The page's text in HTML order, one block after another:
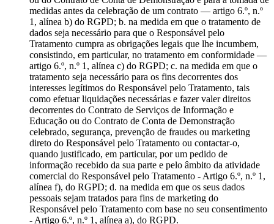
medidas antes da celebração de um contrato — artigo 6.º, n.º
1, alínea b) do RGPD; b. na medida em que o tratamento de
dados seja necessário para que o Responsável pelo
Tratamento cumpra as obrigações legais que lhe incumbem,
consistindo, em particular, no tratamento em conformidade —
artigo 6.º, n.º 1, alínea c) do RGPD; c. na medida em que o
tratamento seja necessário para os fins decorrentes dos
interesses legítimos do Responsável pelo Tratamento, tais
como efetuar liquidações necessárias e fazer valer direitos
decorrentes do Contrato de Serviços de Informação e
Educação ou do Contrato de Conta de Demonstração
celebrado, segurança, prevenção de fraudes ou marketing
direto do Responsável pelo Tratamento ou contactar-o,
quando justificado, em particular, por um pedido de
informação recebido da sua parte e pelo âmbito da atividade
comercial do Responsável pelo Tratamento - Artigo 6.º, n.º 1,
alínea f), do RGPD; d. na medida em que os seus dados
pessoais sejam tratados para fins de marketing do
Responsável pelo Tratamento com base no seu consentimento
- Artigo 6.º, n.º 1, alínea a), do RGPD.